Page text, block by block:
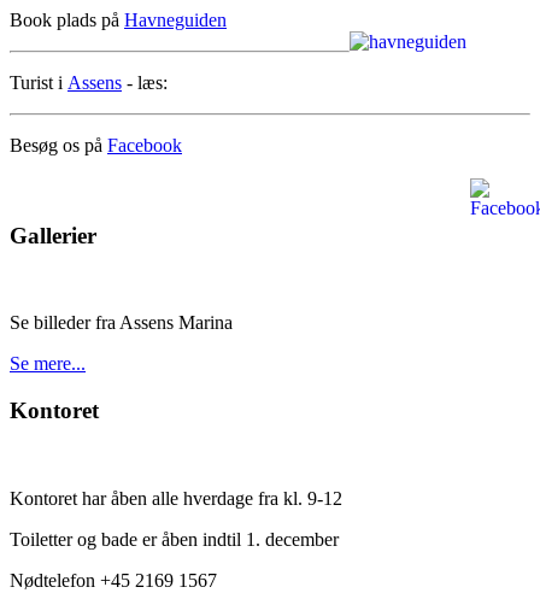
Book plads på Havneguiden
Turist i Assens - læs:
Besøg os på Facebook
Gallerier
Se billeder fra Assens Marina
Se mere...
Kontoret
Kontoret har åben alle hverdage fra kl. 9-12
Toiletter og bade er åben indtil 1. december
Nødtelefon +45 2169 1567